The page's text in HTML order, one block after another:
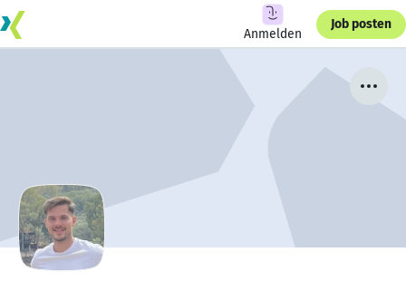
Anmelden
Job posten